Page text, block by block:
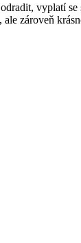
vyplatí
zároveň